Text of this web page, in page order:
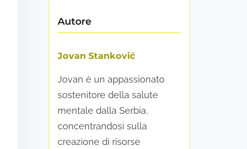
Autore
Jovan Stanković
Jovan è un appassionato
sostenitore della salute
mentale dalla Serbia,
concentrandosi sulla
creazione di risorse